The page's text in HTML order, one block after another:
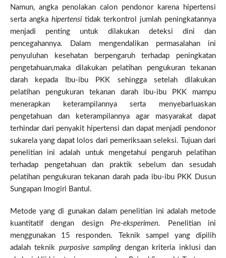
Namun, angka penolakan calon pendonor karena hipertensi
serta angka hipertensitidak terkontrol jumlah peningkatannya
menjadi penting untuk dilakukan deteksi dini dan
pencegahannya. Dalam mengendalikan permasalahan ini
penyuluhan kesehatan berpengaruh terhadap peningkatan
pengetahuan,maka dilakukan pelatihan pengukuran tekanan
darah kepada Ibu-ibu PKK sehingga setelah dilakukan
pelatihan pengukuran tekanan darah ibu-ibu PKK mampu
menerapkan keterampilannya serta menyebarluaskan
pengetahuan dan keterampilannya agar masyarakat dapat
terhindar dari penyakit hipertensi dan dapat menjadi pendonor
sukarela yang dapat lolos dari pemeriksaan seleksi. Tujuan dari
penelitian ini adalah untuk mengetahui pengaruh pelatihan
terhadap pengetahuan dan praktik sebelum dan sesudah
pelatihan pengukuran tekanan darah pada ibu-ibu PKK Dusun
Sungapan Imogiri Bantul.
Metode yang di gunakan dalam penelitian ini adalah metode
kuantitatif dengan designPre-eksperimen. Penelitian ini
menggunakan 15 responden. Teknik sampel yang dipilih
adalah teknik purposive samplingdengan kriteria inklusi dan